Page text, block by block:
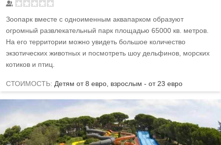
Зоопарк вместе с одноименным аквапарком образуют
огромный развлекательный парк площадью 65000 кв. метров.
На его территории можно увидеть большое количество
экзотических животных и посмотреть шоу дельфинов, морских
котиков и птиц.
СТОИМОСТЬ: Детям от 8 евро, взрослым - от 23 евро